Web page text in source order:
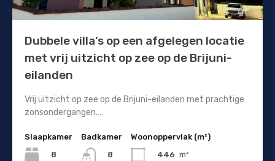
Dubbele villa’s op een afgelegen locatie
met vrij uitzicht op zee op de Brijuni-
eilanden
Vrij uitzicht op zee op de Brijuni-eilanden met prachtige
zonsondergangen.…
Slaapkamer
8
Badkamer
8
Woonoppervlak (m²)
446 m²